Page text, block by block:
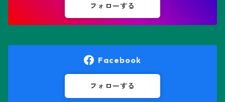
オレオケレウス属
プセウドリトス属
フォローする
Facebook
フォローする